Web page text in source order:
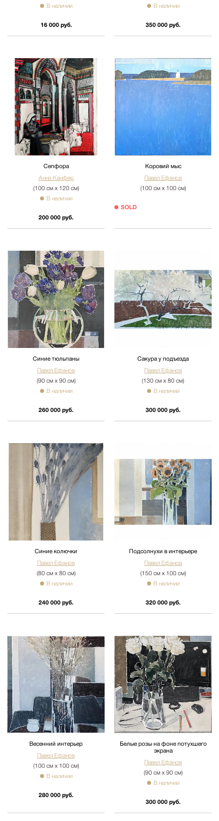
В наличии
16 000 руб.
В наличии
350 000 руб.
Сепфора
Анна Канфер
(100 см х 120 см)
В наличии
200 000 руб.
Коровий мыс
Павел Ефанов
(100 см х 100 см)
SOLD
Синие тюльпаны
Павел Ефанов
(90 см х 90 см)
В наличии
260 000 руб.
Сакура у подъезда
Павел Ефанов
(130 см х 80 см)
В наличии
300 000 руб.
Синие колючки
Павел Ефанов
(80 см х 80 см)
В наличии
240 000 руб.
Подсолнухи в интерьере
Павел Ефанов
(150 см х 100 см)
В наличии
320 000 руб.
Весенний интерьер
Павел Ефанов
(100 см х 100 см)
В наличии
280 000 руб.
Белые розы на фоне потухшего
экрана
Павел Ефанов
(90 см х 90 см)
В наличии
300 000 руб.